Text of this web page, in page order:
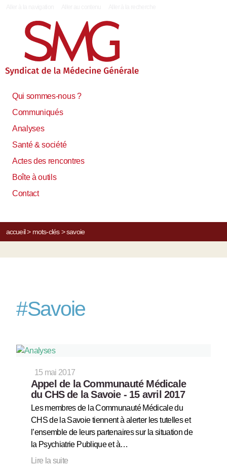
Qui sommes-nous ?
Communiqués
Analyses
Santé & société
Actes des rencontres
Boîte à outils
Contact
accueil> mots-clés> savoie
#Savoie
15 mai 2017
Appel de la Communauté Médicale
du CHS de la Savoie - 15 avril 2017
Les membres de la Communauté Médicale du
CHS de la Savoie tiennent à alerter les tutelles et
l’ensemble de leurs partenaires sur la situation de
la Psychiatrie Publique et à…
Lire la suite